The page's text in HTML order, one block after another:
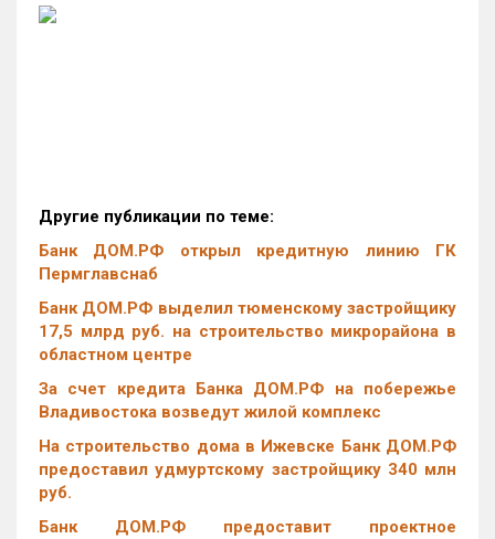
Другие публикации по теме:
Банк ДОМ.РФ открыл кредитную линию ГК
Пермглавснаб
Банк ДОМ.РФ выделил тюменскому застройщику
17,5 млрд руб. на строительство микрорайона в
областном центре
За счет кредита Банка ДОМ.РФ на побережье
Владивостока возведут жилой комплекс
На строительство дома в Ижевске Банк ДОМ.РФ
предоставил удмуртскому застройщику 340 млн
руб.
Банк ДОМ.РФ предоставит проектное